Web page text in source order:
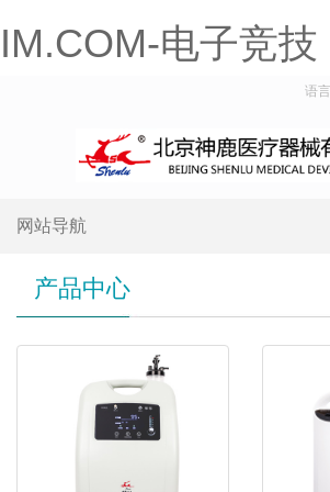
IM.COM-电子竞技
语
网站导航
产品中心